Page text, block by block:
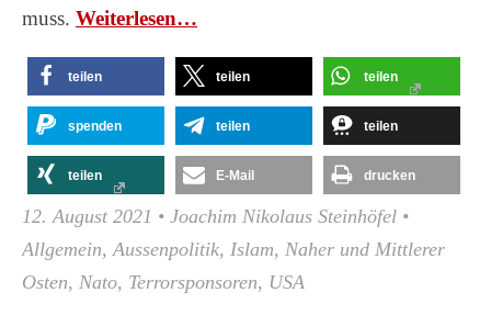
muss. Wei­ter­le­sen…
teilen teilen teilen
spenden teilen teilen
teilen E-Mail drucken
12. August 2021 • Joachim Nikolaus Steinhöfel •
Allgemein,Aussenpolitik, Islam, Naher und Mittlerer
Osten, Nato, Terrorsponsoren, USA